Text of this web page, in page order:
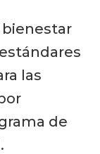
bienestar
las
de